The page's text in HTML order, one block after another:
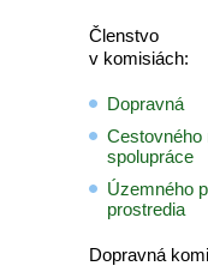
Členstvo
v komisiách:
Dopravná
Cestovného
spolupráce
Územného
prostredia
Dopravná